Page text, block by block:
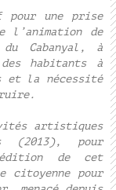
une prise
l’animation de
Cabanyal, à
habitants à
et la nécessité
artistiques
(2013), pour
de cet
citoyenne pour